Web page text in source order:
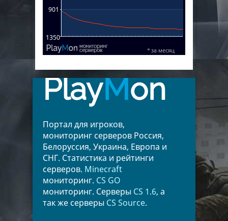
PlayMon
Портал для игроков,
мониторинг серверов Россия,
Белоруссия, Украина, Европа и
СНГ. Статистика и рейтинги
серверов. Minecraft
мониторинг. CS GO
мониторинг. Серверы CS 1.6, а
так же серверы CS Source.